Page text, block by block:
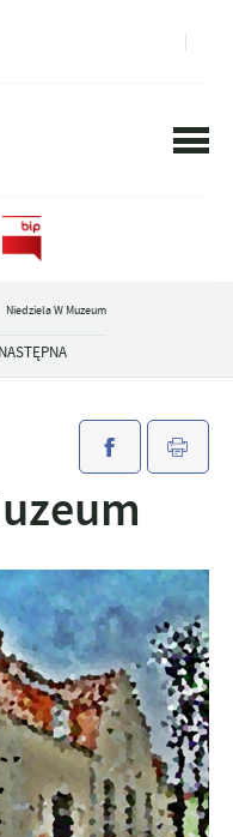
Niedziela W Muzeum
NASTĘPNA